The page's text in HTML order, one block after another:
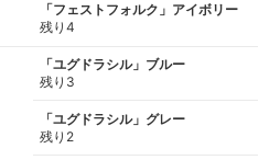
「フェストフォルク」アイボリー
残り4
「ユグドラシル」ブルー
残り3
「ユグドラシル」グレー
残り2